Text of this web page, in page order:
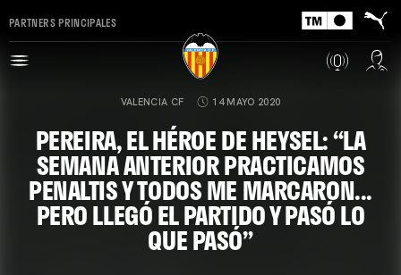
PARTNERS PRINCIPALES
VALENCIA CF 14 MAYO 2020
PEREIRA, EL HÉROE DE HEYSEL: “LA
SEMANA ANTERIOR PRACTICAMOS
PENALTIS Y TODOS ME MARCARON...
PERO LLEGÓ EL PARTIDO Y PASÓ LO
QUE PASÓ”